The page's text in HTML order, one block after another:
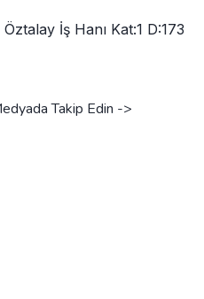
İş Hanı Kat:1 D:173
Takip Edin ->